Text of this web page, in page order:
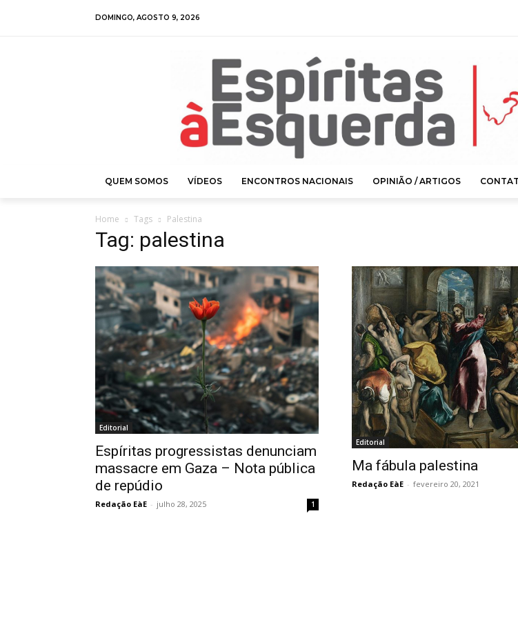
DOMINGO, AGOSTO 9, 2026
QUEM SOMOS VÍDEOS ENCONTROS NACIONAIS OPINIÃO / ARTIGOS
Home Tags Palestina
Tag: palestina
Editorial
Espíritas progressistas denunciam
massacre em Gaza – Nota pública
de repúdio
Redação EàE - julho 28, 2025 1
Editorial
Ma fábula palestina
Redação EàE - fevereiro 20, 2021